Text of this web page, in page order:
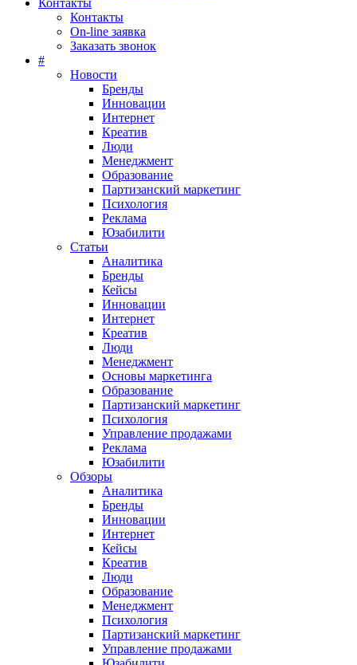
Контакты
Контакты
On-line заявка
Заказать звонок
#
Новости
Бренды
Инновации
Интернет
Креатив
Люди
Менеджмент
Образование
Партизанский маркетинг
Психология
Реклама
Юзабилити
Статьи
Аналитика
Бренды
Кейсы
Инновации
Интернет
Креатив
Люди
Менеджмент
Основы маркетинга
Образование
Партизанский маркетинг
Психология
Управление продажами
Реклама
Юзабилити
Обзоры
Аналитика
Бренды
Инновации
Интернет
Кейсы
Креатив
Люди
Образование
Менеджмент
Психология
Партизанский маркетинг
Управление продажами